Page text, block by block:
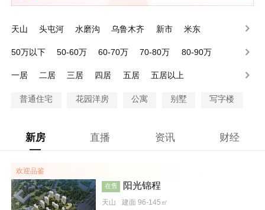
天山 头屯河 水磨沟 乌鲁木齐 新市
米东
50万以下
50-60万 60-70万 70-80万
80-90万
一居
二居 三居 四居 五居 五居以上
普通住宅 花园洋房 公寓 别墅 写字楼
新房 直播 资讯 财经
欢迎品鉴
在售 阳光锦程
天山 建面 96-145㎡